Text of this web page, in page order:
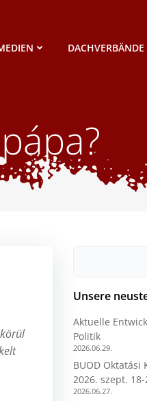
DACHVERBÄNDE
Unsere
Aktuelle
Politik
2026.06.29.
BUOD Oktatási
2026. szept.
2026.06.27.